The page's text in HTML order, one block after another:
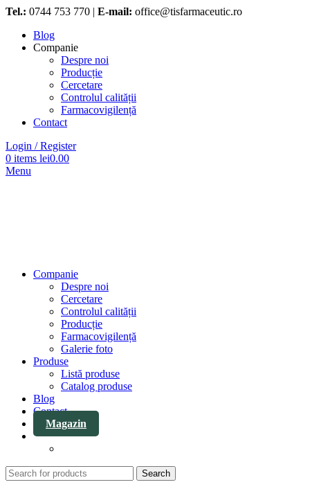
Tel.: 0744 753 770 | E-mail: office@tisfarmaceutic.ro
Blog
Companie
Despre noi
Producție
Cercetare
Controlul calității
Farmacovigilență
Contact
Login / Register
0 items lei0.00
Menu
Companie
Despre noi
Cercetare
Controlul calității
Producție
Farmacovigilență
Galerie foto
Produse
Listă produse
Catalog produse
Blog
Contact
Magazin
Search